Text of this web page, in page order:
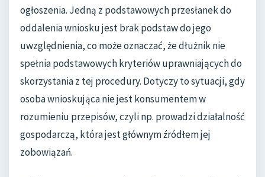
ogłoszenia. Jedną z podstawowych przesłanek do
oddalenia wniosku jest brak podstaw do jego
uwzględnienia, co może oznaczać, że dłużnik nie
spełnia podstawowych kryteriów uprawniających do
skorzystania z tej procedury. Dotyczy to sytuacji, gdy
osoba wnioskująca nie jest konsumentem w
rozumieniu przepisów, czyli np. prowadzi działalność
gospodarczą, która jest głównym źródłem jej
zobowiązań.